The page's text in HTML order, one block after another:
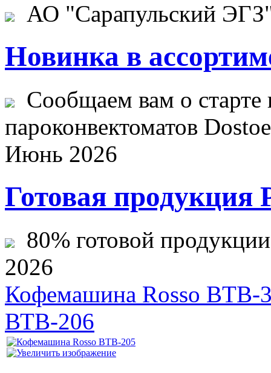
АО "Сарапульский
Новинка в
Сообщаем вам о старте
пароконвектоматов
Июнь 2026
Готовая продукция
80% готовой
2026
Кофемашина Rosso BTB-
ВТВ-206